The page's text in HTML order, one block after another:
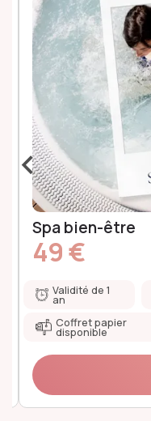
Spa bien-être
49 €
Validité de 1
an
Coffret papier
disponible
‹